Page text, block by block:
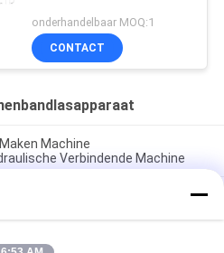
onderhandelbaar MOQ:1
CONTACT
Machine
Verbindende Machine
van de Machine Hoge Efficency
Materiaal verbinden
Machine 2 - 20mm